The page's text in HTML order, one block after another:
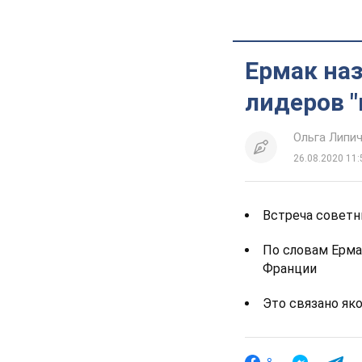
Ермак
лидеров
Ольга Липич
26.08.2020
Встреча
По словам
Франции
Это связано